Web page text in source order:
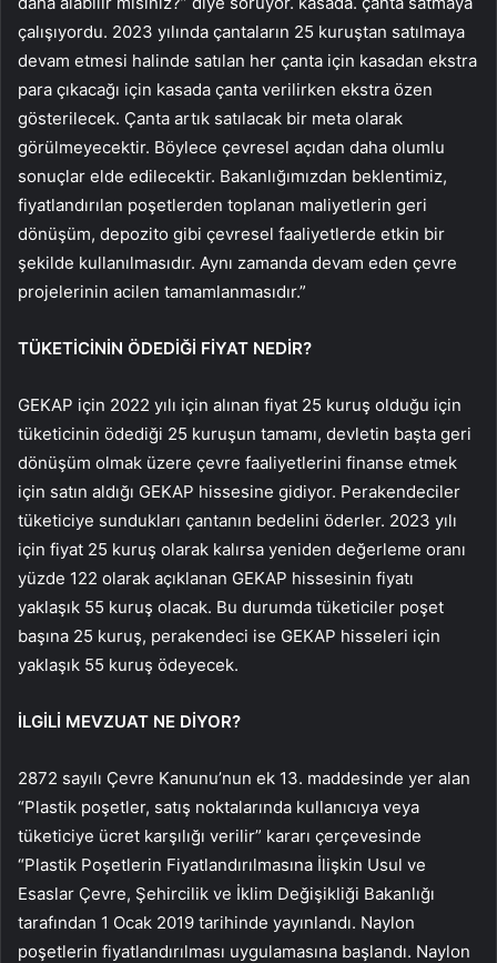
çalışıyordu. 2023 yılında çantaların 25 kuruştan satılmaya
devam etmesi halinde satılan her çanta için kasadan ekstra
para çıkacağı için kasada çanta verilirken ekstra özen
gösterilecek. Çanta artık satılacak bir meta olarak
görülmeyecektir. Böylece çevresel açıdan daha olumlu
sonuçlar elde edilecektir. Bakanlığımızdan beklentimiz,
fiyatlandırılan poşetlerden toplanan maliyetlerin geri
dönüşüm, depozito gibi çevresel faaliyetlerde etkin bir
şekilde kullanılmasıdır. Aynı zamanda devam eden çevre
projelerinin acilen tamamlanmasıdır.”
TÜKETİCİNİN ÖDEDİĞİ FİYAT NEDİR?
GEKAP için 2022 yılı için alınan fiyat 25 kuruş olduğu için
tüketicinin ödediği 25 kuruşun tamamı, devletin başta geri
dönüşüm olmak üzere çevre faaliyetlerini finanse etmek
için satın aldığı GEKAP hissesine gidiyor. Perakendeciler
tüketiciye sundukları çantanın bedelini öderler. 2023 yılı
için fiyat 25 kuruş olarak kalırsa yeniden değerleme oranı
yüzde 122 olarak açıklanan GEKAP hissesinin fiyatı
yaklaşık 55 kuruş olacak. Bu durumda tüketiciler poşet
başına 25 kuruş, perakendeci ise GEKAP hisseleri için
yaklaşık 55 kuruş ödeyecek.
İLGİLİ MEVZUAT NE DİYOR?
2872 sayılı Çevre Kanunu’nun ek 13. maddesinde yer alan
“Plastik poşetler, satış noktalarında kullanıcıya veya
tüketiciye ücret karşılığı verilir” kararı çerçevesinde
“Plastik Poşetlerin Fiyatlandırılmasına İlişkin Usul ve
Esaslar Çevre, Şehircilik ve İklim Değişikliği Bakanlığı
tarafından 1 Ocak 2019 tarihinde yayınlandı. Naylon
poşetlerin fiyatlandırılması uygulamasına başlandı. Naylon